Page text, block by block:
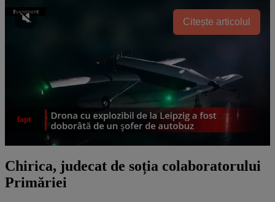
Citește articolul
Chirica, judecat de soția colaboratorului
Primăriei